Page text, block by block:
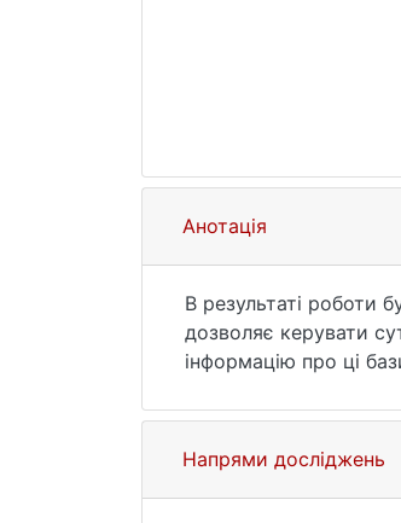
Анотація
В результаті роботи
дозволяє керувати
інформацію про ці
Напрями досліджень